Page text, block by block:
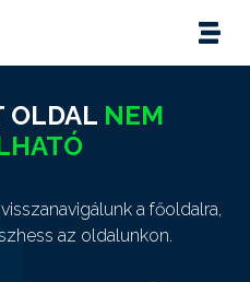
OLDAL NEM
a főoldalra,
az oldalunkon.